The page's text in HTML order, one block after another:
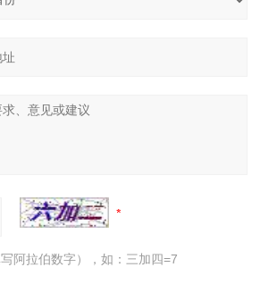
阿拉伯数字），如：三加四=7